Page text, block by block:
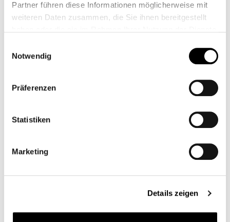
Partner führen diese Informationen möglicherweise mit
weiteren Daten zusammen, die Sie ihnen bereitgestellt
Notwendig
Präferenzen
Statistiken
Marketing
Details zeigen